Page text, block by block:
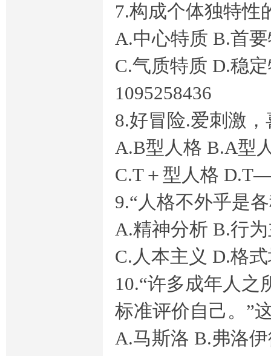
7.构成个体独特性
A.中心特质 B.首
C.气质特质 D.稳
1095258436
8.好冒险.爱刺激
A.B型人格 B.A型
C.T＋型人格
9.“人格不外乎是
A.精神分析 B.行
C.人本主义 D.格
10.“许多成年人
标准评价自己。”
A.马斯洛 B.弗洛